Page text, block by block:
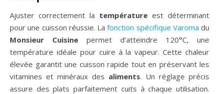
Ajuster correctement la température est déterminant
pour une cuisson réussie. Lafonction spécifique Varoma du
Monsieur Cuisine permet d’atteindre 120°C, une
température idéale pour cuire à la vapeur. Cette chaleur
élevée garantit une cuisson rapide tout en préservant les
vitamines et minéraux des aliments. Un réglage précis
assure des plats parfaitement cuits à chaque utilisation.